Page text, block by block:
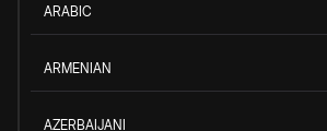
ARABIC
ARMENIAN
AZERBAIJANI